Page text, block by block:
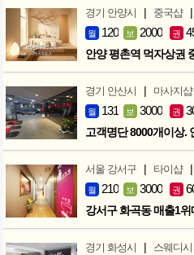
경기 안양시 | 중국샵 |
월 120 보 2000 권
경기 안산시 | 마사지샵
월 131 보 3000 권
고객명단 8000개이상.
서울 강서구 | 타이샵 |
월 210 보 3000 권
강서구 화곡동 매출1
경기 화성시 | 스웨디시